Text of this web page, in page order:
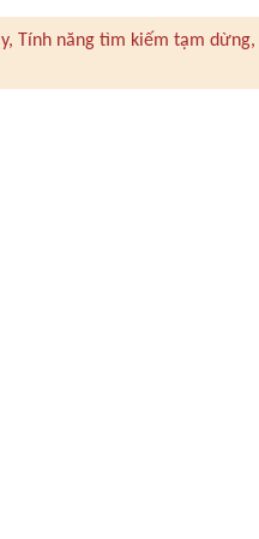
Tính năng tìm kiếm tạm